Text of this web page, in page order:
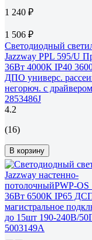
1 240 ₽
1 506 ₽
Светодиодный
Jazzway PPL 595/U
36Вт 4000К IP40
ДПО универс.
негорюч. с
2853486J
4.2
(16)
В корзину